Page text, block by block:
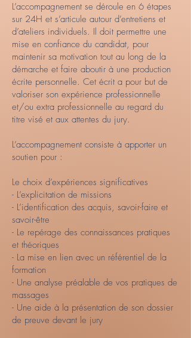
L’accompagnement se déroule en 6 étapes
sur 24H et s’articule autour d’entretiens et
d’ateliers individuels. Il doit permettre une
mise en confiance du candidat, pour
maintenir sa motivation tout au long de la
démarche et faire aboutir à une production
écrite personnelle. Cet écrit a pour but de
valoriser son expérience professionnelle
et/ou extra professionnelle au regard du
titre visé et aux attentes du jury.
L’accompagnement consiste à apporter un
soutien pour :
Le choix d’expériences significatives
- L’explicitation de missions
- L’identification des acquis, savoir-faire et
savoir-être
- Le repérage des connaissances pratiques
et théoriques
- La mise en lien avec un référentiel de la
formation
- Une analyse préalable de vos pratiques de
massages
- Une aide à la présentation de son dossier
de preuve devant le jury